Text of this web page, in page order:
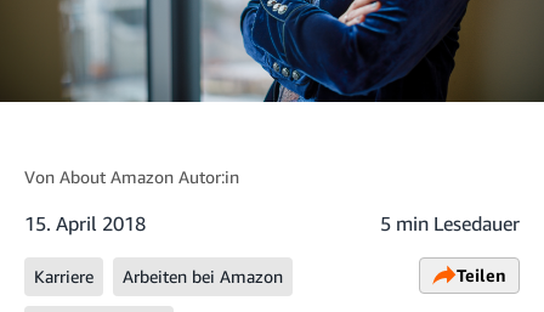
Von About Amazon Autor:in
15. April 2018 5 min Lesedauer
Karriere Arbeiten bei Amazon Teilen